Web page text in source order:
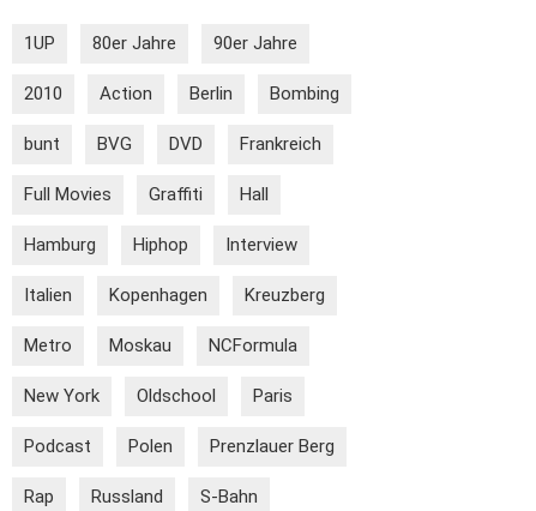
1UP 80er Jahre 90er Jahre
2010 Action Berlin Bombing
bunt BVG DVD Frankreich
Full Movies Graffiti Hall
Hamburg Hiphop Interview
Italien Kopenhagen Kreuzberg
Metro Moskau NCFormula
New York Oldschool Paris
Podcast Polen Prenzlauer Berg
Rap Russland S-Bahn